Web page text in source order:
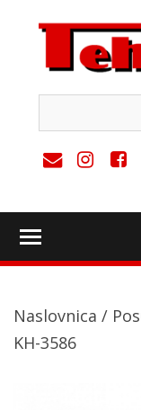
content
Naslovnica /
KH-3586